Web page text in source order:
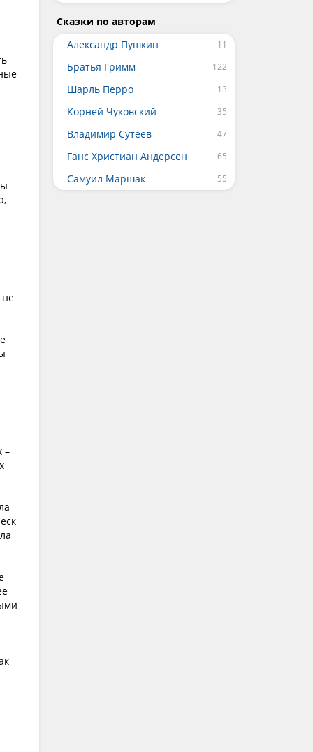
не
–
Сказки по авторам
Александр Пушкин
Братья Гримм
Шарль Перро
Корней Чуковский
Владимир Сутеев
Ганс Христиан Андерсен
Самуил Маршак